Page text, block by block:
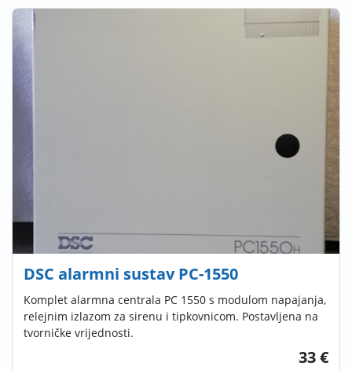
DSC alarmni sustav PC-1550
Komplet alarmna centrala PC 1550 s modulom napajanja,
relejnim izlazom za sirenu i tipkovnicom. Postavljena na
tvorničke vrijednosti.
33 €